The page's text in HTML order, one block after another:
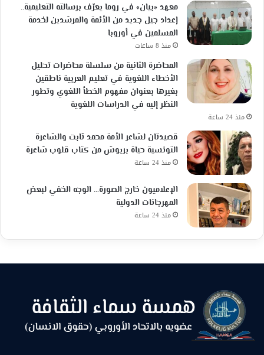
معهد «بيان» في روما يعرّف برسالته التعليمية..
إعداد جيل جديد من الأئمة والمرشدين لخدمة
المسلمين في أوروبا
منذ 8 ساعات
المحاضرة الثانية من سلسلة محاضرات تحليل
الأخطاء اللغوية في تعليم العربية ناطقين
بغيرها بعنوان مفهوم الخطأ اللغوي وتطور
النظر إليه في الدراسات اللغوية
منذ 24 ساعة
قصيدتان لشاعر الأمة محمد ثابت والشاعرة
التونسية حياة بربوش من كتاب قلوب شاعرة
منذ 24 ساعة
الإعلاميون خارج الصورة… الوجه الخفي لبعض
المهرجانات الدولية
منذ 24 ساعة